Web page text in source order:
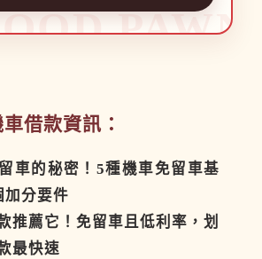
借款資訊：
車的秘密！5種機車免留車基
加分要件
推薦它！免留車且低利率，划
最快速